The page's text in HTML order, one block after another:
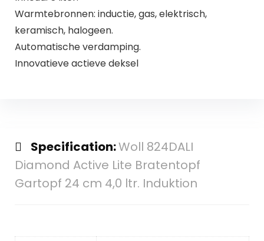
Warmtebronnen: inductie, gas, elektrisch,
keramisch, halogeen.
Automatische verdamping.
Innovatieve actieve deksel
Specification:Woll 824DALI
Diamond Active Lite Bratentopf
Gartopf 24 cm 4,0 ltr. Induktion